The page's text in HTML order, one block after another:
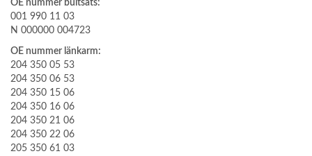
OE nummer bultsats:
001 990 11 03
N 000000 004723
OE nummer länkarm:
204 350 05 53
204 350 06 53
204 350 15 06
204 350 16 06
204 350 21 06
204 350 22 06
205 350 61 03